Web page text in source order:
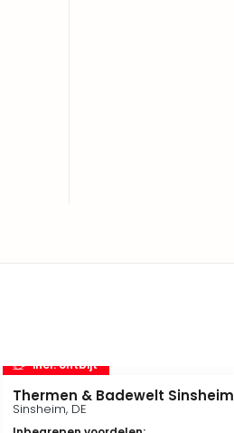
incl. ontbijt
Thermen & Badewelt Sinsheim
Sinsheim, DE